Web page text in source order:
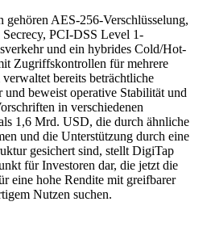
gehören AES-256-Verschlüsselung,
PCI-DSS Level 1-
und ein hybrides Cold/Hot-
Zugriffskontrollen für mehrere
bereits beträchtliche
beweist operative Stabilität und
in verschiedenen
1,6 Mrd. USD, die durch ähnliche
und die Unterstützung durch eine
gesichert sind, stellt DigiTap
für Investoren dar, die jetzt die
eine hohe Rendite mit greifbarer
Nutzen suchen.